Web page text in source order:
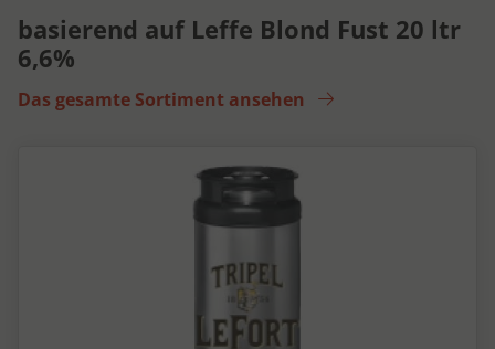
basierend auf Leffe Blond Fust 20 ltr
6,6%
Das gesamte Sortiment ansehen